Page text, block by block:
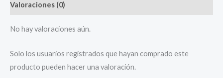
Valoraciones (0)
No hay valoraciones aún.
Solo los usuarios registrados que hayan comprado este
producto pueden hacer una valoración.